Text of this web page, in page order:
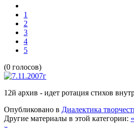
1
2
3
4
5
(0 голосов)
12й архив - идет ротация стихов
Опубликовано в Диалектика
Другие материалы в этой категории: